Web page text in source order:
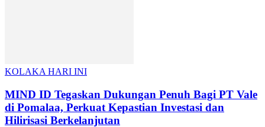
KOLAKA HARI INI
MIND ID Tegaskan Dukungan Penuh Bagi PT Vale
di Pomalaa, Perkuat Kepastian Investasi dan
Hilirisasi Berkelanjutan